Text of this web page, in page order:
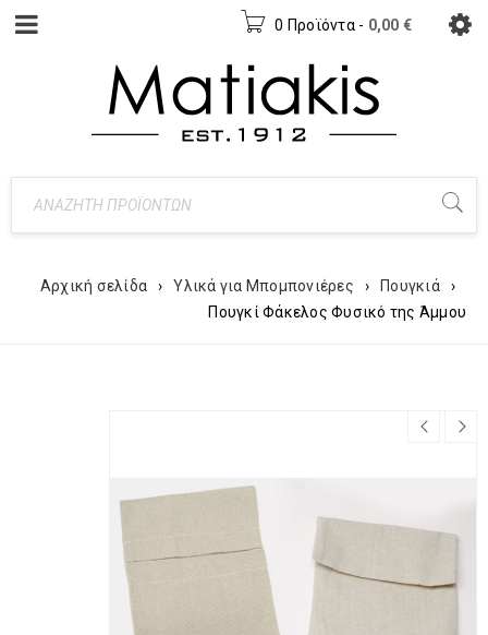
0 Προϊόντα - 0,00 €
Αρχική σελίδα › Υλικά για Μπομπονιέρες › Πουγκιά
›
Πουγκί Φάκελος Φυσικό της Άμμου